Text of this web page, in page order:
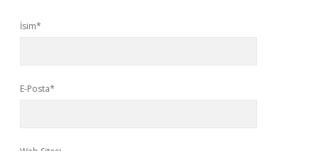
İsim*
E-Posta*